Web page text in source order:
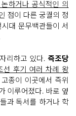
하거나 공식적인 의
점이 다른 궁궐의 정
대 문무백관들이 서
리하고 있다. 즉조당
선 후기 여러 차례 왕
종이 이곳에서 즉위
이루어졌다. 바로 옆
과 독서를 하거나 학